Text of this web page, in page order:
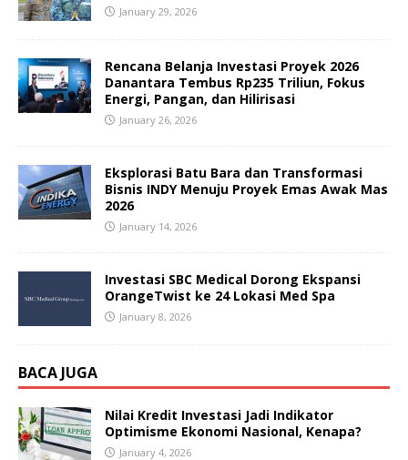
January 29, 2026
Rencana Belanja Investasi Proyek 2026
Danantara Tembus Rp235 Triliun, Fokus
Energi, Pangan, dan Hilirisasi
January 26, 2026
Eksplorasi Batu Bara dan Transformasi
Bisnis INDY Menuju Proyek Emas Awak Mas
2026
January 14, 2026
Investasi SBC Medical Dorong Ekspansi
OrangeTwist ke 24 Lokasi Med Spa
January 8, 2026
BACA JUGA
Nilai Kredit Investasi Jadi Indikator
Optimisme Ekonomi Nasional, Kenapa?
January 4, 2026